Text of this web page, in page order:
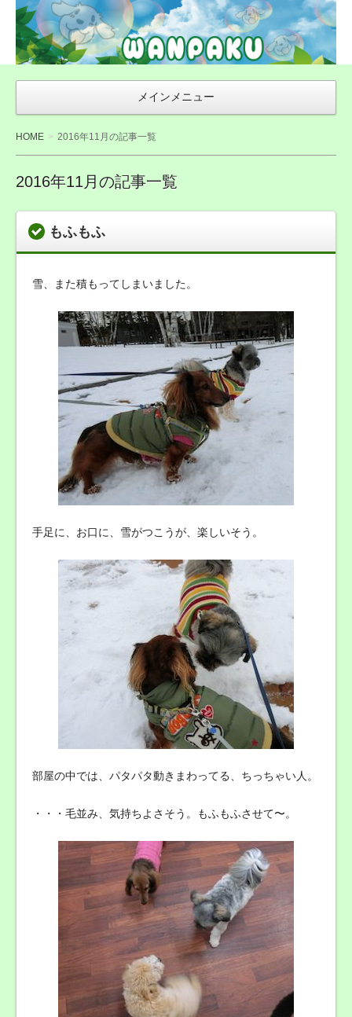
WAN友ブログ
（ご来店感謝ブ
ログ）〜札幌市
豊平区の犬トリ
ミング・無添加
おやつ店
WANPAKU（わ
んぱく）
メインメニュー
HOME 2016年11月の記事一覧
2016年11月の記事一覧
もふもふ
雪、また積もってしまいました。
手足に、お口に、雪がつこうが、楽しいそう。
部屋の中では、パタパタ動きまわってる、ちっちゃい人。
・・・毛並み、気持ちよさそう。もふもふさせて〜。